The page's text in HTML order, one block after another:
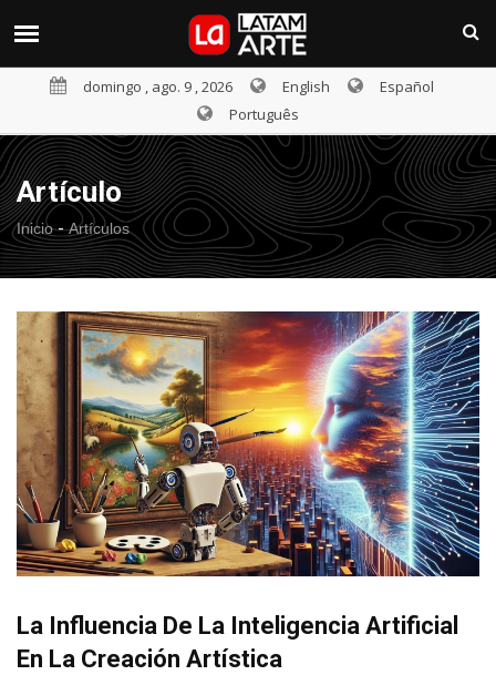
domingo , ago. 9 , 2026 English
Español
Português
Artículo
Inicio- Artículos
La Influencia De La Inteligencia Artificial
En La Creación Artística